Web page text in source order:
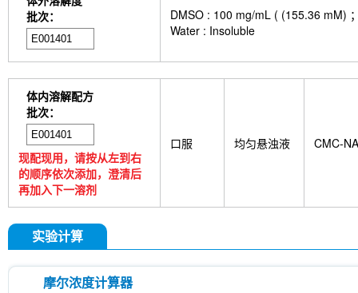
批次：
DMSO : 100 mg/mL ( (155.36 mM)
Water : Insoluble
体内溶解配方
批次：
现配现用，请按从左到右
的顺序依次添加，澄清后
再加入下一溶剂
口服 均匀悬浊液 CMC-NA
实验计算
摩尔浓度计算器